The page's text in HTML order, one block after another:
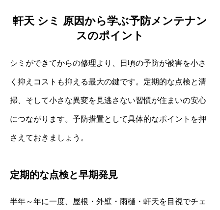
軒天 シミ 原因から学ぶ予防メンテナン
スのポイント
シミができてからの修理より、日頃の予防が被害を小さ
く抑えコストも抑える最大の鍵です。定期的な点検と清
掃、そして小さな異変を見逃さない習慣が住まいの安心
につながります。予防措置として具体的なポイントを押
さえておきましょう。
定期的な点検と早期発見
半年～年に一度、屋根・外壁・雨樋・軒天を目視でチェ